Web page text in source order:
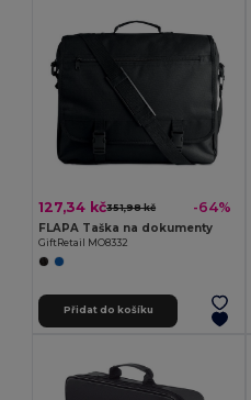
127,34 kč351,98 kč -64%
FLAPA Taška na dokumenty
GiftRetail MO8332
Přidat do košíku